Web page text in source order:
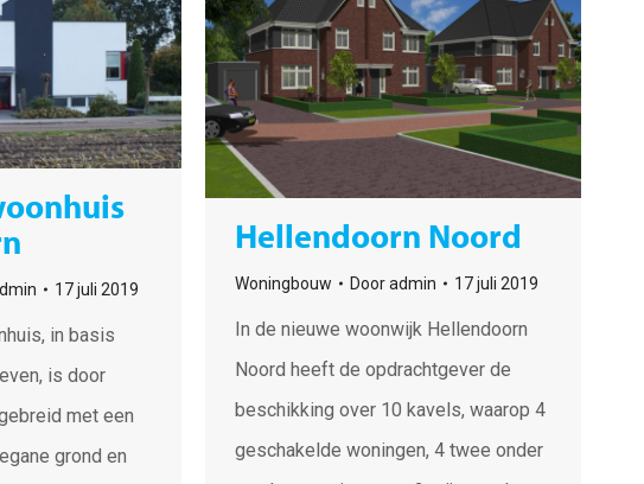
Hellendoorn Noord
Woningbouw Dooradmin 17 juli 2019
In de nieuwe woonwijk Hellendoorn
Noord heeft de opdrachtgever de
beschikking over 10 kavels, waarop 4
geschakelde woningen, 4 twee onder
17 juli 2019
in basis
is door
met een
grond en